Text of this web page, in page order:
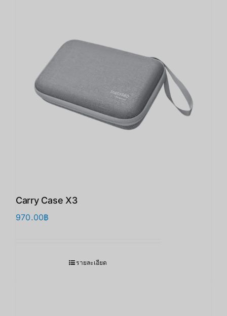
Carry Case X3
970.00฿
รายละเอียด